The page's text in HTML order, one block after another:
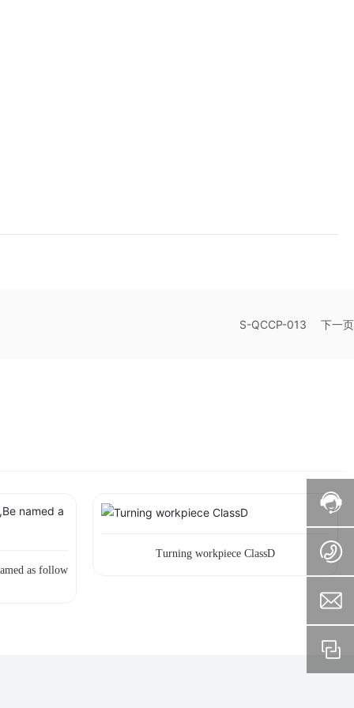
S-QCCP-013 下一页
as follow
Turning workpiece ClassD